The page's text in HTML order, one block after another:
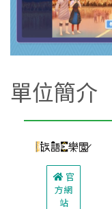
單位簡介
官
方網
站